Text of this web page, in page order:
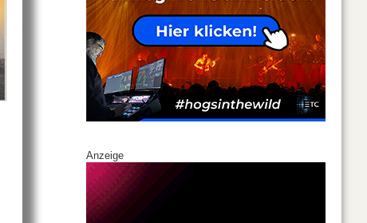
setzt auf die VIO-Serie
Anzeige